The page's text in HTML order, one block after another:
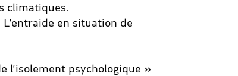
climatiques.
en situation de
l’isolement psychologique »